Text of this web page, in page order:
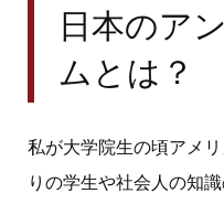
日本のア
ムとは？
私が大学院生の頃アメ
りの学生や社会人の知